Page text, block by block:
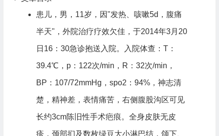
患儿，男，11岁，因"发热、咳嗽5d，腹痛
半天"，外院治疗疗效欠佳，于2014年3月20
日16：30急诊抱送入院。入院体查：T：
39.4℃，p：122次/min，R：32次/min，
BP：107/72mmHg，spo2：94%，神志清
楚，精神差，表情痛苦，右侧腹股沟区可见
长约3cm陈旧性手术疤痕。全身皮肤无皮
疹，颈部扪及数枚绿豆大小淋巴结，颌下、